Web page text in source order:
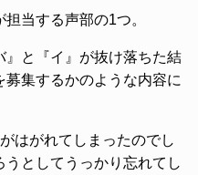
当する声部の1つ。
』と『イ』が抜け落ちた結
集するかのような内容に
はがれてしまったのでし
うとしてうっかり忘れてし